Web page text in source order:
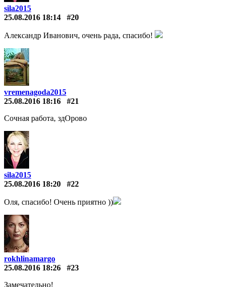
sila2015
25.08.2016 18:14
#20
Александр Иванович, очень рада, спасибо!
vremenagoda2015
25.08.2016 18:16
#21
Сочная работа, здОрово
sila2015
25.08.2016 18:20
#22
Оля, спасибо! Очень приятно ))
rokhlinamargo
25.08.2016 18:26
#23
Замечательно!